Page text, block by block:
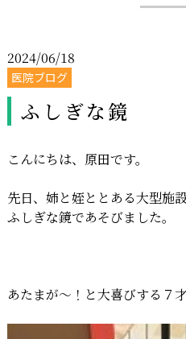
2024/06/18
医院ブログ
ふしぎな鏡
こんにちは、原田です。
先日、姉と姪ととある大型施
ふしぎな鏡であそびました。
あたまが〜！と大喜びする７